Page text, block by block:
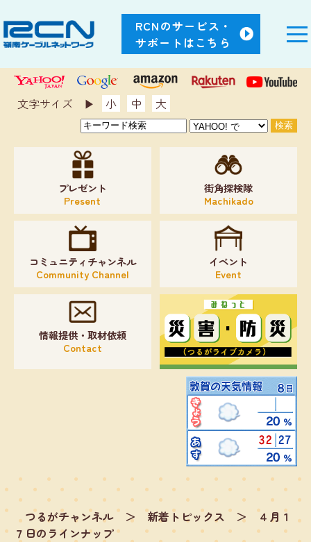
RCNのサービス・
サポートはこちら
文字サイズ ▶︎ 小 中 大
プレゼント
Present
街角探検隊
Machikado
コミュニティチャンネル
Community Channel
イベント
Event
情報提供・取材依頼
Contact
つるがチャンネル ＞ 新着トピックス ＞
４月１
７日のラインナップ